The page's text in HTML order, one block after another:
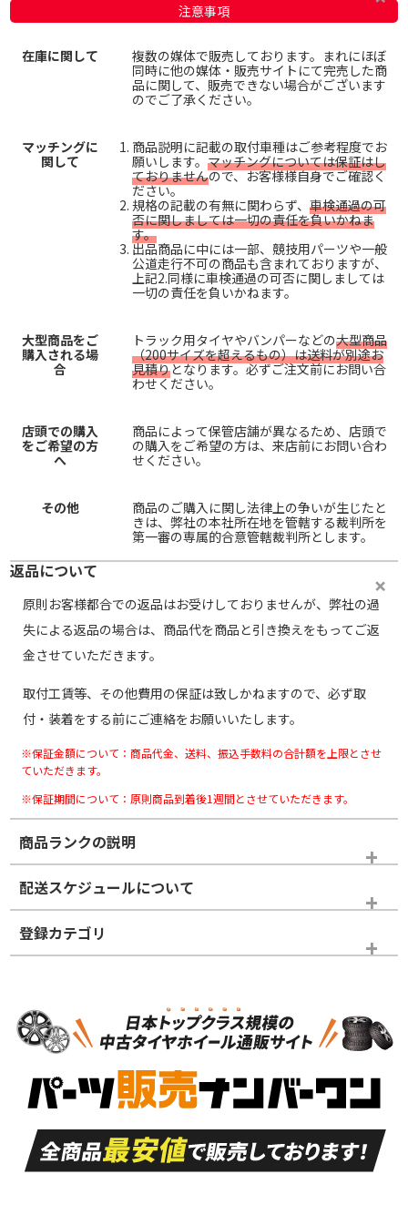
注意事項
在庫に関して
複数の媒体で販売しております。まれにほぼ
同時に他の媒体・販売サイトにて完売した商
品に関して、販売できない場合がございます
のでご了承ください。
マッチングに
関して
商品説明に記載の取付車種はご参考程度でお
願いします。 マッチングについては保証はし
ておりませんので、お客様様自身でご確認く
ださい。
規格の記載の有無に関わらず、 車検通過の可
否に関しましては一切の責任を負いかねま
す。
出品商品に中には一部、競技用パーツや一般
公道走行不可の商品も含まれておりますが、
上記2.同様に車検通過の可否に関しましては
一切の責任を負いかねます。
大型商品をご
購入される場
合
トラック用タイヤやバンパーなどの大型商品
（200サイズを超えるもの）は送料が別途お
見積りとなります。必ずご注文前にお問い合
わせください。
店頭での購入
をご希望の方
へ
商品によって保管店舗が異なるため、店頭で
の購入をご希望の方は、来店前にお問い合わ
せください。
その他
商品のご購入に関し法律上の争いが生じたと
きは、弊社の本社所在地を管轄する裁判所を
第一審の専属的合意管轄裁判所とします。
返品について
原則お客様都合での返品はお受けしておりませんが、弊社の過
失による返品の場合は、商品代を商品と引き換えをもってご返
金させていただきます。
取付工賃等、その他費用の保証は致しかねますので、必ず取
付・装着をする前にご連絡をお願いいたします。
※保証金額について：商品代金、送料、振込手数料の合計額を上限とさせ
ていただきます。
※保証期間について：原則商品到着後1週間とさせていただきます。
商品ランクの説明
※商品ランクは出品者の主観により判断しておりますので、あら
かじめご了承ください。
ホイールランク
S
品）
S
新車外し品（新古
付き
A
走行距離も少なく、
目立つ傷もほとんど
ない中古品
A
走行距離も少なく、
非常に状態の良い中
古品
配送スケジュールについて
登録カテゴリ
パーツ